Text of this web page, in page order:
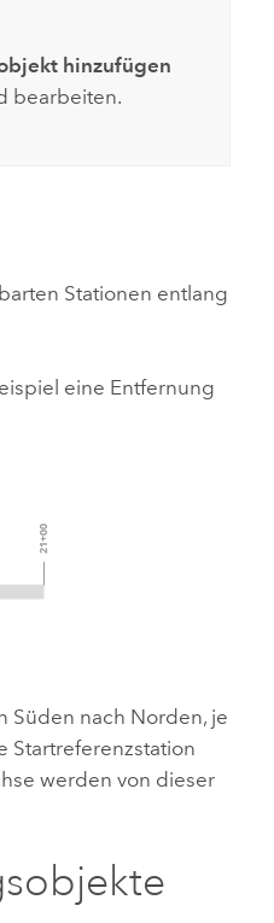
hinzufügen
bearbeiten.
Stationen entlang
eine Entfernung
Süden nach Norden, je
Startreferenzstation
werden von dieser